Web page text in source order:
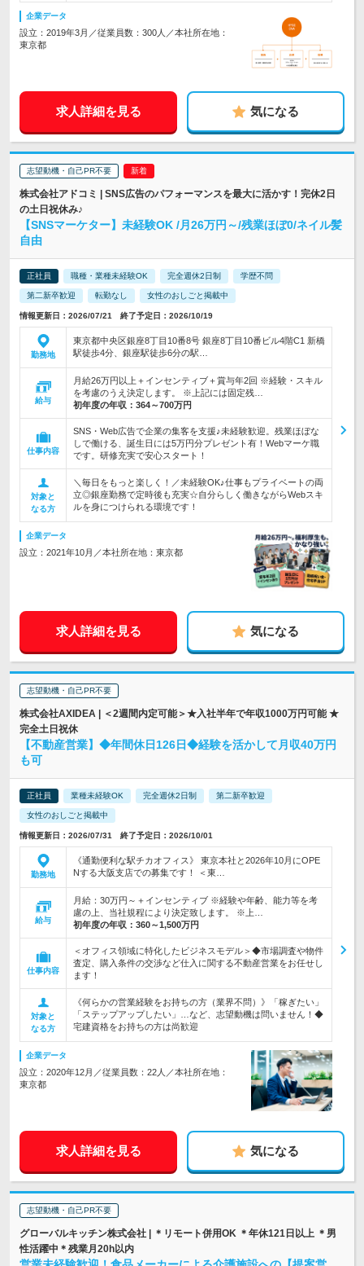
企業データ
設立：2019年3月／従業員数：300人／本社所在地：
東京都
求人詳細を見る 気になる
志望動機・自己PR不要
株式会社アドコミ | SNS広告のパフォーマンスを最大に活かす！完休2日
の土日祝休み♪
【SNSマーケター】未経験OK /月26万円～/残業ほぼ0/ネイル髪
自由
正社員 職種・業種未経験OK 完全週休2日制 学歴不問
第二新卒歓迎 転勤なし 女性のおしごと掲載中
情報更新日：2026/07/21 終了予定日：2026/10/19
勤務地
東京都中央区銀座8丁目10番8号 銀座8丁目10番ビル4階C1 新橋
駅徒歩4分、銀座駅徒歩6分の駅…
給与
月給26万円以上＋インセンティブ＋賞与年2回 ※経験・スキル
を考慮のうえ決定します。 ※上記には固定残…
初年度の年収： 364～700万円
仕事内容
SNS・Web広告で企業の集客を支援♪未経験歓迎。残業ほぼな
しで働ける、誕生日には5万円分プレゼント有！Webマーケ職
です。研修充実で安心スタート！
対象と
なる方
＼毎日をもっと楽しく！／未経験OK♪仕事もプライベートの両
立◎銀座勤務で定時後も充実☆自分らしく働きながらWebスキ
ルを身につけられる環境です！
企業データ
設立：2021年10月／本社所在地：東京都
求人詳細を見る 気になる
志望動機・自己PR不要
株式会社AXIDEA | ＜2週間内定可能＞★入社半年で年収1000万円可能 ★
完全土日祝休
【不動産営業】◆年間休日126日◆経験を活かして月収40万円
も可
正社員 業種未経験OK 完全週休2日制 第二新卒歓迎
女性のおしごと掲載中
情報更新日：2026/07/31 終了予定日：2026/10/01
勤務地
《通勤便利な駅チカオフィス》 東京本社と2026年10月にOPE
Nする大阪支店での募集です！ ＜東…
給与
月給：30万円～＋インセンティブ ※経験や年齢、能力等を考
慮の上、当社規程により決定致します。 ※上…
初年度の年収： 360～1,500万円
仕事内容
＜オフィス領域に特化したビジネスモデル＞◆市場調査や物件
査定、購入条件の交渉など仕入に関する不動産営業をお任せし
ます！
対象と
なる方
《何らかの営業経験をお持ちの方（業界不問）》「稼ぎたい」
「ステップアップしたい」…など、志望動機は問いません！◆
宅建資格をお持ちの方は尚歓迎
企業データ
設立：2020年12月／従業員数：22人／本社所在地：
東京都
求人詳細を見る 気になる
志望動機・自己PR不要
グローバルキッチン株式会社 | ＊リモート併用OK ＊年休121日以上 ＊男
性活躍中＊残業月20h以内